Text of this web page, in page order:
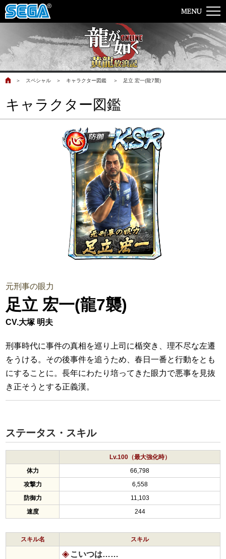
＞ スペシャル ＞ キャラクター図鑑 ＞ 足立 宏一(龍7襲)
キャラクター図鑑
元刑事の眼力
足立 宏一(龍7襲)
CV.大塚 明夫
刑事時代に事件の真相を巡り上司に楯突き、理不尽な左遷
をうける。その後事件を追うため、春日一番と行動をとも
にすることに。長年にわたり培ってきた眼力で悪事を見抜
き正そうとする正義漢。
ステータス・スキル
Lv.100（最大強化時）
体力
66,798
攻撃力
6,558
防御力
11,103
速度
244
スキル名 スキル
こいつは……